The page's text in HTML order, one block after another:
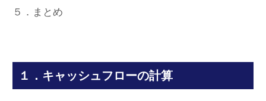
５．まとめ
１．キャッシュフローの計算